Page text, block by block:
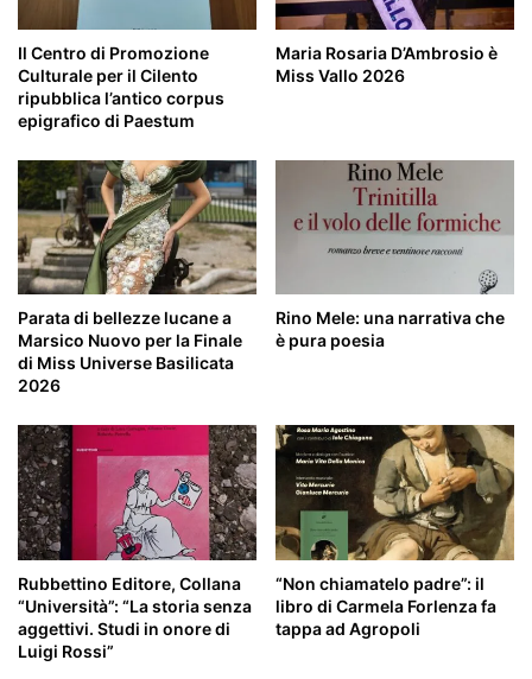
Il Centro di Promozione
Culturale per il Cilento
ripubblica l’antico corpus
epigrafico di Paestum
Maria Rosaria D’Ambrosio è
Miss Vallo 2026
Parata di bellezze lucane a
Marsico Nuovo per la Finale
di Miss Universe Basilicata
2026
Rino Mele: una narrativa che
è pura poesia
Rubbettino Editore, Collana
“Università”: “La storia senza
aggettivi. Studi in onore di
Luigi Rossi”
“Non chiamatelo padre”: il
libro di Carmela Forlenza fa
tappa ad Agropoli